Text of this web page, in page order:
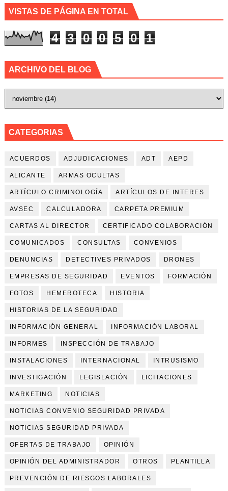
VISTAS DE PÁGINA EN TOTAL
4 3 0 0 5 0 1
ARCHIVO DEL BLOG
CATEGORIAS
ACUERDOS ADJUDICACIONES ADT AEPD
ALICANTE ARMAS OCULTAS
ARTÍCULO CRIMINOLOGÍA ARTÍCULOS DE INTERES
AVSEC CALCULADORA CARPETA PREMIUM
CARTAS AL DIRECTOR CERTIFICADO COLABORACIÓN
COMUNICADOS CONSULTAS CONVENIOS
DENUNCIAS DETECTIVES PRIVADOS DRONES
EMPRESAS DE SEGURIDAD EVENTOS FORMACIÓN
FOTOS HEMEROTECA HISTORIA
HISTORIAS DE LA SEGURIDAD
INFORMACIÓN GENERAL INFORMACIÓN LABORAL
INFORMES INSPECCIÓN DE TRABAJO
INSTALACIONES INTERNACIONAL INTRUSISMO
INVESTIGACIÓN LEGISLACIÓN LICITACIONES
MARKETING NOTICIAS
NOTICIAS CONVENIO SEGURIDAD PRIVADA
NOTICIAS SEGURIDAD PRIVADA
OFERTAS DE TRABAJO OPINIÓN
OPINIÓN DEL ADMINISTRADOR OTROS PLANTILLA
PREVENCIÓN DE RIESGOS LABORALES